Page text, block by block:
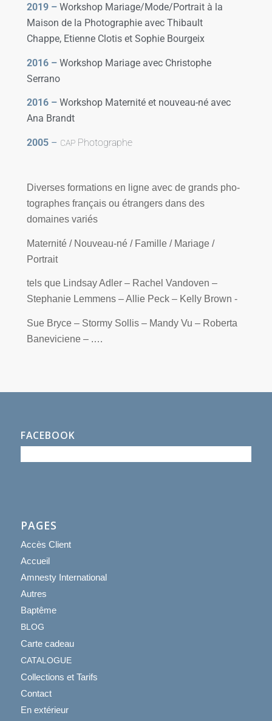
2019 – Workshop Mariage/Mode/Portrait à la
Maison de la Photographie avec Thibault
Chappe, Etienne Clotis et Sophie Bourgeix
2016 – Workshop Mariage avec Christophe
Serrano
2016 – Workshop Maternité et nouveau-né avec
Ana Brandt
2005– CAPPhotographe
Diverses for­ma­tions en ligne avec de grands pho­
to­graphes fran­çais ou étran­gers dans des
domaines variés
Maternité / Nouveau-né / Famille / Mariage /
Portrait
tels que Lindsay Adler – Rachel Vandoven –
Stephanie Lemmens – Allie Peck – Kelly Brown -
Sue Bryce – Stormy Sollis – Mandy Vu – Roberta
Baneviciene – .…
FACEBOOK
PAGES
Accès Client
Accueil
Amnesty International
Autres
Baptême
BLOG
Carte cadeau
CATALOGUE
Collections et Tarifs
Contact
En extérieur